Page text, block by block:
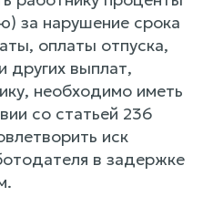
за нарушение срока
оплаты отпуска,
других выплат,
необходимо иметь
со статьей 236
иск
в задержке